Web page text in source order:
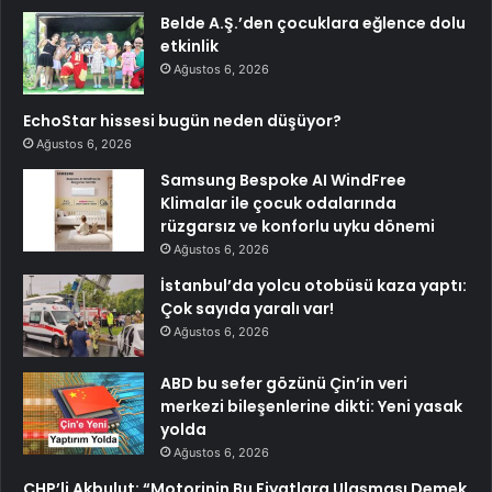
Belde A.Ş.’den çocuklara eğlence dolu
etkinlik
Ağustos 6, 2026
EchoStar hissesi bugün neden düşüyor?
Ağustos 6, 2026
Samsung Bespoke AI WindFree
Klimalar ile çocuk odalarında
rüzgarsız ve konforlu uyku dönemi
Ağustos 6, 2026
İstanbul’da yolcu otobüsü kaza yaptı:
Çok sayıda yaralı var!
Ağustos 6, 2026
ABD bu sefer gözünü Çin’in veri
merkezi bileşenlerine dikti: Yeni yasak
yolda
Ağustos 6, 2026